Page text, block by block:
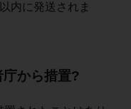
内に発送されま
から措置?